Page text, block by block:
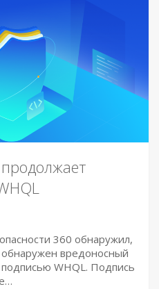
360 обнаружил,
вредоносный
WHQL. Подпись